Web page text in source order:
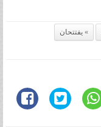
يفتتحان